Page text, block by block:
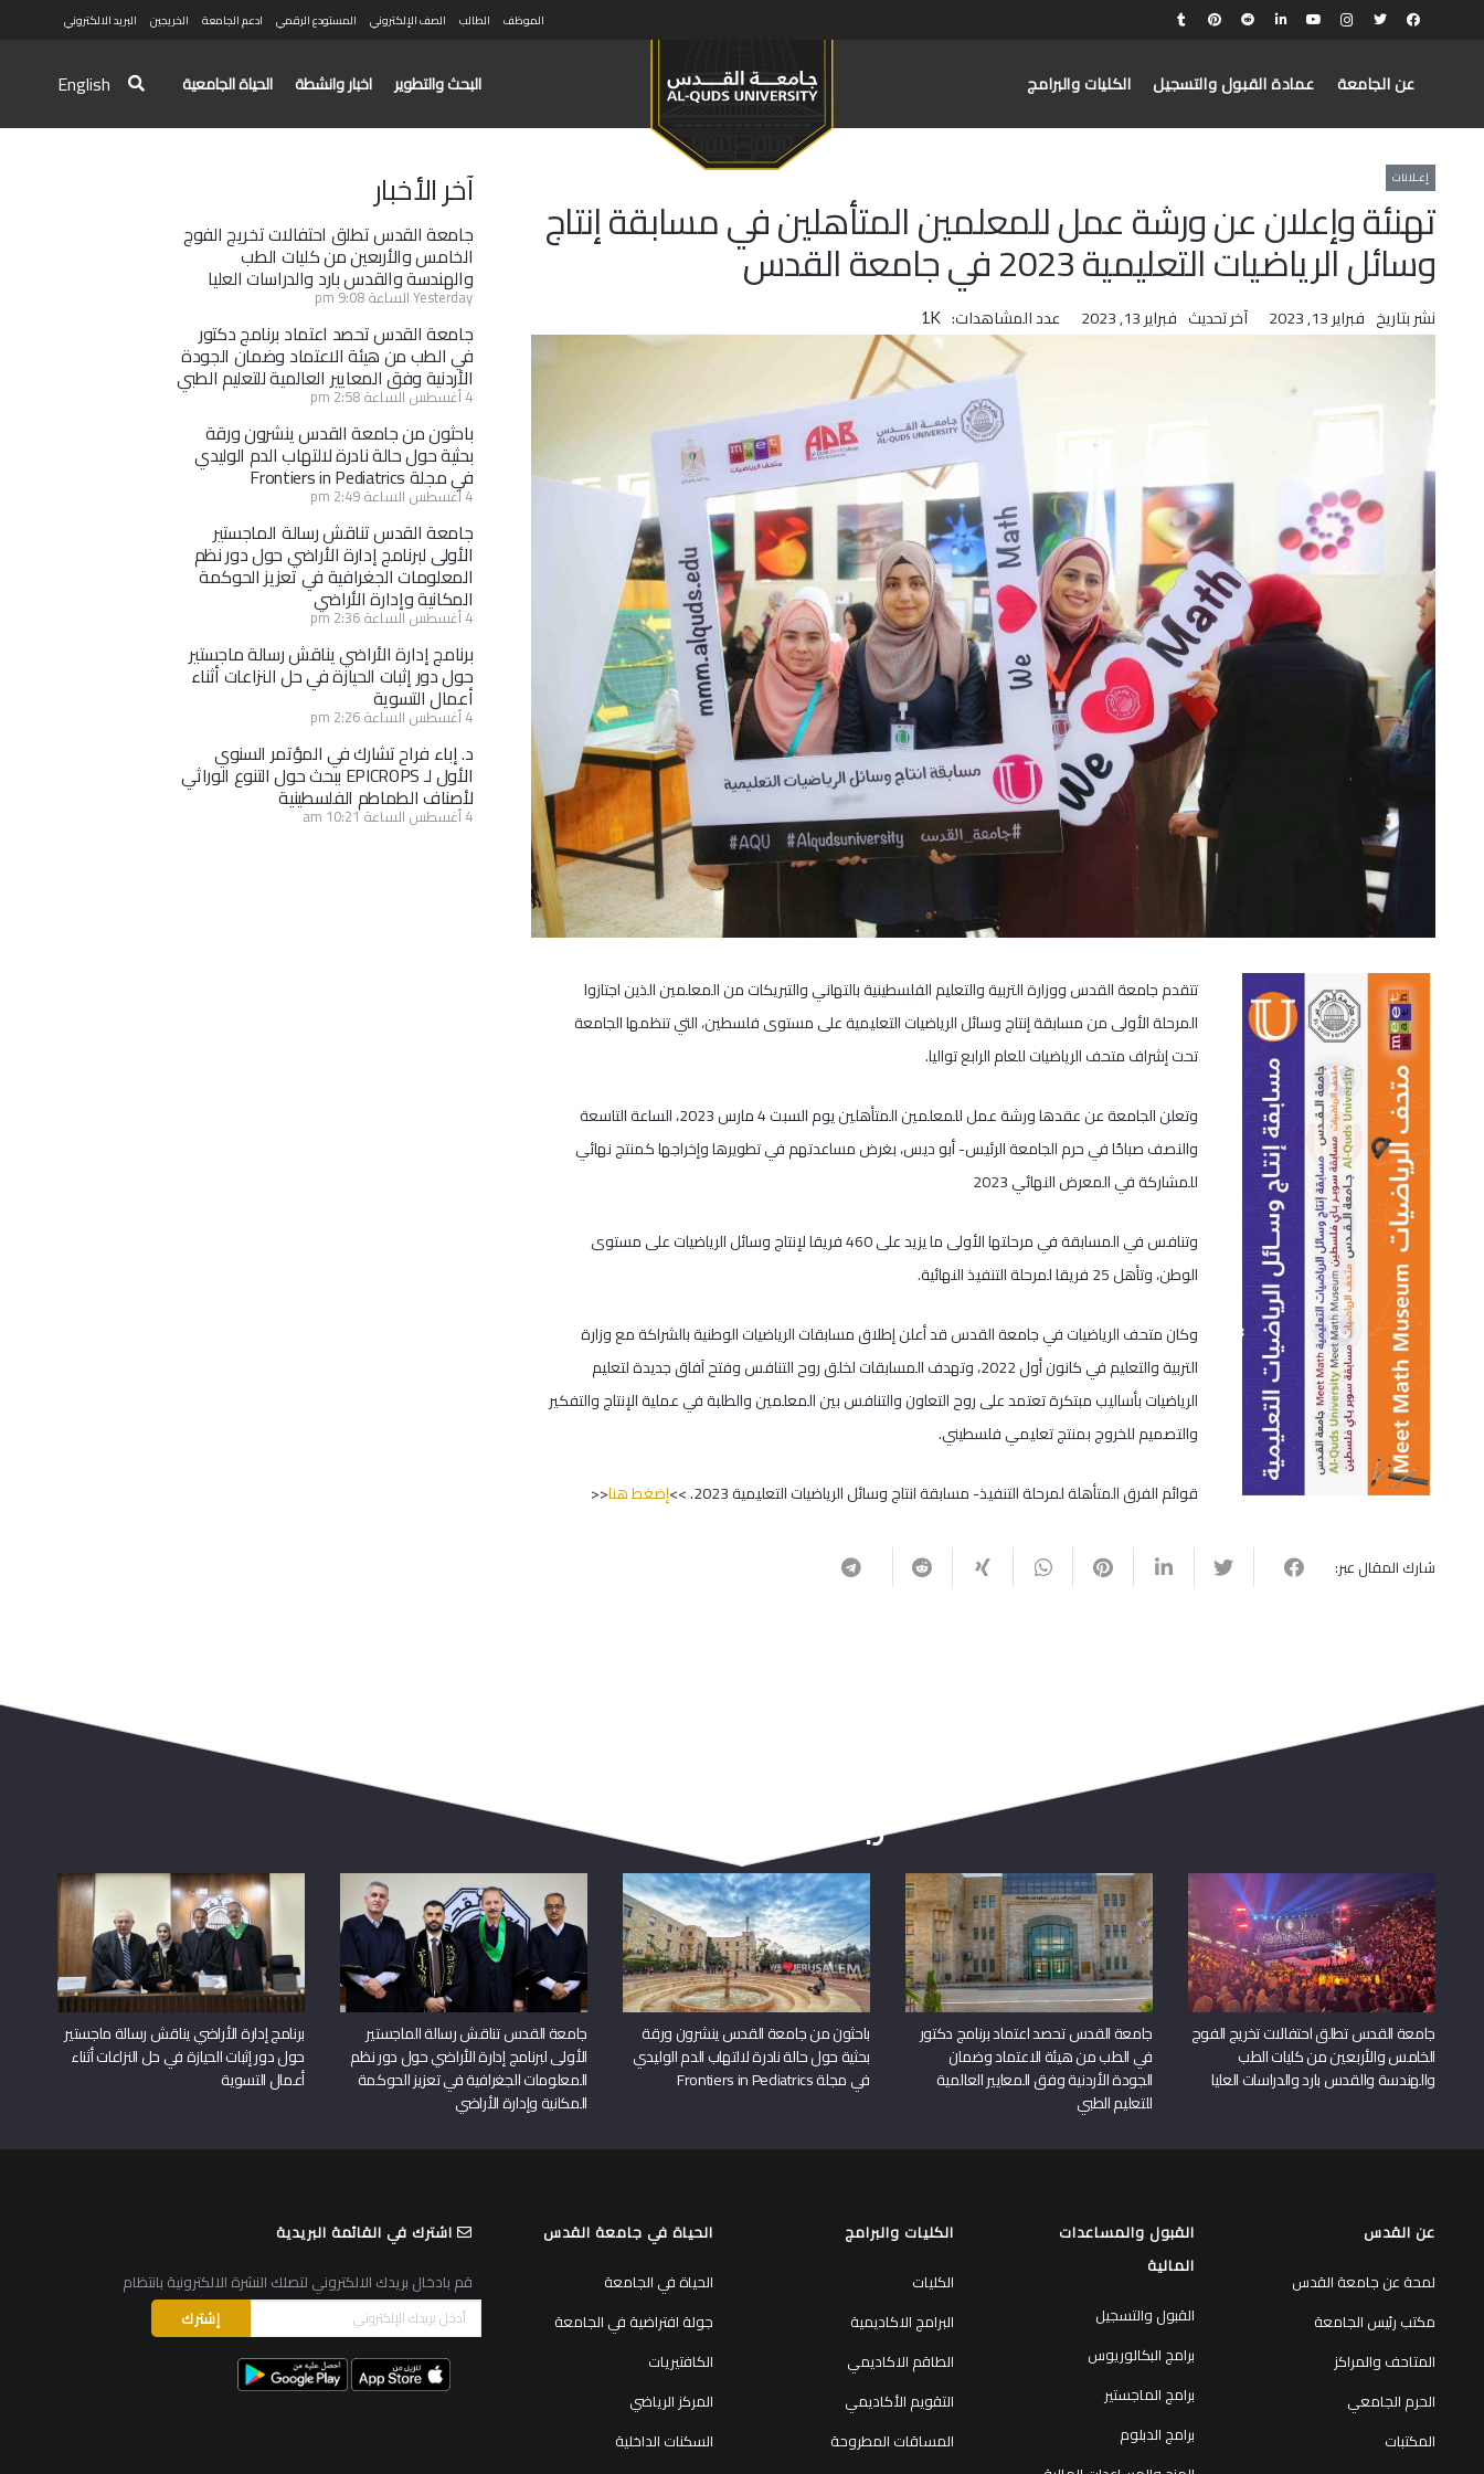
الموظف الطالب الصف الإلكتروني المستودع الرقمي ادعم الجامعة الخريجين البريد الالكتروني
عن الجامعة عمادة القبول والتسجيل الكليات والبرامج البحث والتطوير اخبار وانشطة الحياة الجامعية English
إعـلانات
تهنئة وإعلان عن ورشة عمل للمعلمين المتأهلين في مسابقة إنتاج
وسائل الرياضيات التعليمية 2023 في جامعة القدس‎‎
نشر بتاريخ فبراير 13, 2023 آخر تحديث فبراير 13, 2023 عدد المشاهدات: 1K
تتقدم جامعة القدس ووزارة التربية والتعليم الفلسطينية بالتهاني والتبريكات من المعلمين الذين اجتازوا
المرحلة الأولى من مسابقة إنتاج وسائل الرياضيات التعليمية على مستوى فلسطين، التي تنظمها الجامعة
تحت إشراف متحف الرياضيات للعام الرابع تواليا.
وتعلن الجامعة عن عقدها ورشة عمل للمعلمين المتأهلين يوم السبت 4 مارس 2023، الساعة التاسعة
والنصف صباحًا في حرم الجامعة الرئيس- أبو ديس، بغرض مساعدتهم في تطويرها وإخراجها كمنتج نهائي
للمشاركة في المعرض النهائي 2023
وتنافس في المسابقة في مرحلتها الأولى ما يزيد على 460 فريقا لإنتاج وسائل الرياضيات على مستوى
الوطن، وتأهل 25 فريقا لمرحلة التنفيذ النهائية.
وكان متحف الرياضيات في جامعة القدس قد أعلن إطلاق مسابقات الرياضيات الوطنية بالشراكة مع وزارة
التربية والتعليم في كانون أول 2022، وتهدف المسابقات لخلق روح التنافس وفتح آفاق جديدة لتعليم
الرياضيات بأساليب مبتكرة تعتمد على روح التعاون والتنافس بين المعلمين والطلبة في عملية الإنتاج والتفكير
والتصميم للخروج بمنتج تعليمي فلسطيني.
قوائم الفرق المتأهلة لمرحلة التنفيذ- مسابقة انتاج وسائل الرياضيات التعليمية 2023. >> إضغط هنا<<
شارك المقال عبر:
آخر الأخبار
جامعة القدس تطلق احتفالات تخريج الفوج
الخامس والأربعين من كليات الطب
والهندسة والقدس بارد والدراسات العليا
Yesterday الساعة 9:08 pm
جامعة القدس تحصد اعتماد برنامج دكتور
في الطب من هيئة الاعتماد وضمان الجودة
الأردنية وفق المعايير العالمية للتعليم الطبي
4 أغسطس الساعة 2:58 pm
باحثون من جامعة القدس ينشرون ورقة
بحثية حول حالة نادرة لالتهاب الدم الوليدي
في مجلة Frontiers in Pediatrics
4 أغسطس الساعة 2:49 pm
جامعة القدس تناقش رسالة الماجستير
الأولى لبرنامج إدارة الأراضي حول دور نظم
المعلومات الجغرافية في تعزيز الحوكمة
المكانية وإدارة الأراضي
4 أغسطس الساعة 2:36 pm
برنامج إدارة الأراضي يناقش رسالة ماجستير
حول دور إثبات الحيازة في حل النزاعات أثناء
أعمال التسوية
4 أغسطس الساعة 2:26 pm
د. إباء فراح تشارك في المؤتمر السنوي
الأول لـ EPICROPS ببحث حول التنوع الوراثي
لأصناف الطماطم الفلسطينية
4 أغسطس الساعة 10:21 am
ربما يعجبك أيضا
جامعة القدس تطلق احتفالات تخريج الفوج
الخامس والأربعين من كليات الطب
والهندسة والقدس بارد والدراسات العليا
جامعة القدس تحصد اعتماد برنامج دكتور
في الطب من هيئة الاعتماد وضمان
الجودة الأردنية وفق المعايير العالمية
للتعليم الطبي
باحثون من جامعة القدس ينشرون ورقة
بحثية حول حالة نادرة لالتهاب الدم الوليدي
في مجلة Frontiers in Pediatrics
جامعة القدس تناقش رسالة الماجستير
الأولى لبرنامج إدارة الأراضي حول دور نظم
المعلومات الجغرافية في تعزيز الحوكمة
المكانية وإدارة الأراضي
برنامج إدارة الأراضي يناقش رسالة ماجستير
حول دور إثبات الحيازة في حل النزاعات أثناء
أعمال التسوية
عن القدس
لمحة عن جامعة القدس
مكتب رئيس الجامعة
المتاحف والمراكز
الحرم الجامعي
المكتبات
القبول والمساعدات
المالية
القبول والتسجيل
برامج البكالوريوس
برامج الماجستير
برامج الدبلوم
الكليات والبرامج
الكليات
البرامج الاكاديمية
الطاقم الاكاديمي
التقويم الأكاديمي
المساقات المطروحة
الحياة في جامعة القدس
الحياة في الجامعة
جولة افتراضية في الجامعة
الكافتيريات
المركز الرياضي
السكنات الداخلية
اشترك في القائمة البريدية
قم بادخال بريدك الالكتروني لتصلك النشرة الالكترونية بانتظام